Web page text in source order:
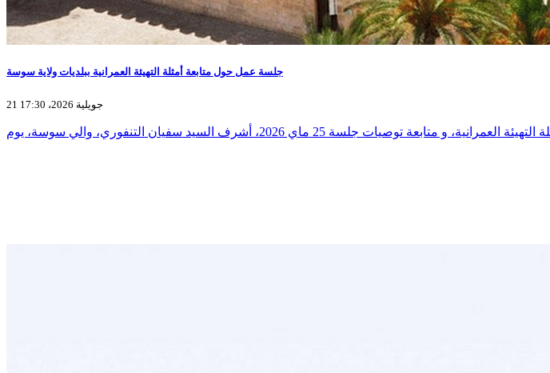
جلسة عمل حول متابعة أمثلة التهيئة العمرانية ببلديات ولاية سوسة
21 جويلية 2026، 17:30